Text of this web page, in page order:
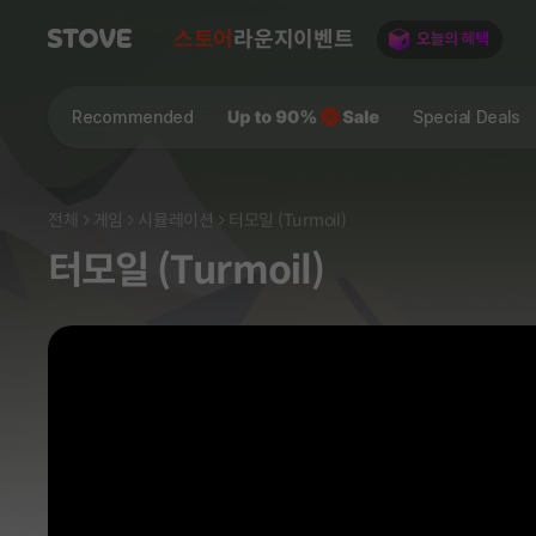
스토어 라운지 이벤트
Recommended Special Deals
전체 게임 시뮬레이션 터모일 (Turmoil)
터모일 (Turmoil)